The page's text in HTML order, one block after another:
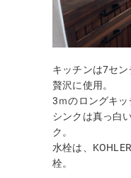
キッチンは7セ
贅沢に使用。
3ｍのロングキッ
シンクは真っ白
ク。
水栓は、
栓。